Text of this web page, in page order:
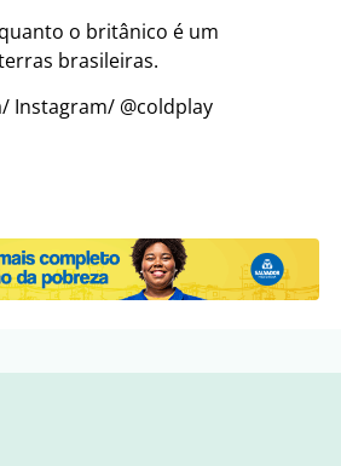
o britânico é um
brasileiras.
Instagram/ @coldplay